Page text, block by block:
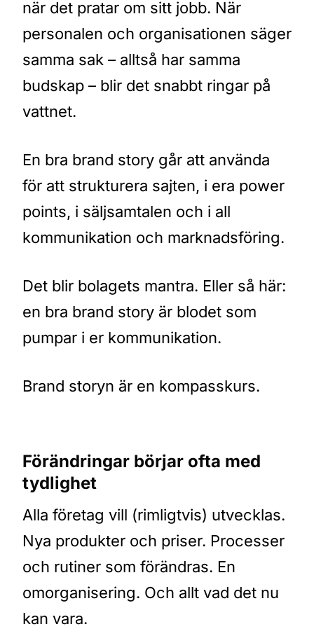
när det pratar om sitt jobb. När
personalen och organisationen säger
samma sak – alltså har samma
budskap – blir det snabbt ringar på
vattnet.
En bra brand story går att använda
för att strukturera sajten, i era power
points, i säljsamtalen och i all
kommunikation och marknadsföring.
Det blir bolagets mantra. Eller så här:
en bra brand story är blodet som
pumpar i er kommunikation.
Brand storyn är en kompasskurs.
Förändringar börjar ofta med
tydlighet
Alla företag vill (rimligtvis) utvecklas.
Nya produkter och priser. Processer
och rutiner som förändras. En
omorganisering. Och allt vad det nu
kan vara.